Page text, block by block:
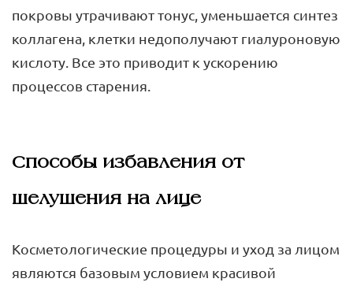
покровы утрачивают тонус, уменьшается синтез
коллагена, клетки недополучают гиалуроновую
кислоту. Все это приводит к ускорению
процессов старения.
Способы избавления от
шелушения на лице
Косметологические процедуры и уход за лицом
являются базовым условием красивой